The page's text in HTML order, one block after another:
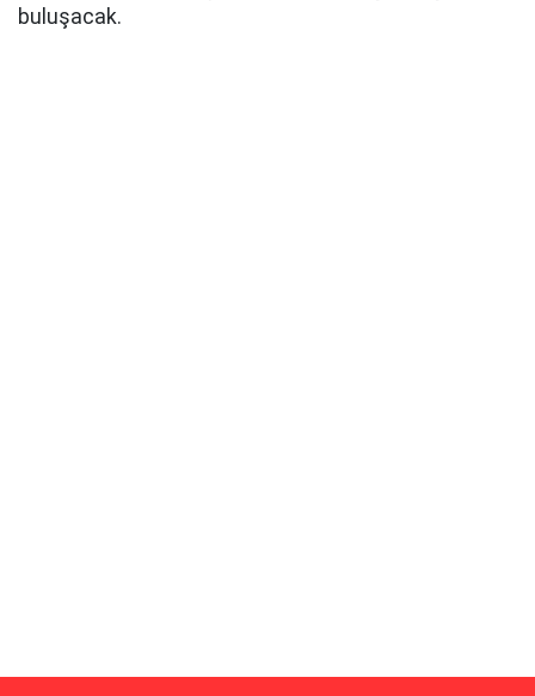
buluşacak.